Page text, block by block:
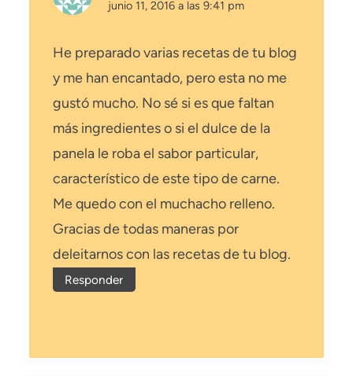
junio 11, 2016 a las 9:41 pm
He preparado varias recetas de tu blog
y me han encantado, pero esta no me
gustó mucho. No sé si es que faltan
más ingredientes o si el dulce de la
panela le roba el sabor particular,
característico de este tipo de carne.
Me quedo con el muchacho relleno.
Gracias de todas maneras por
deleitarnos con las recetas de tu blog.
Responder